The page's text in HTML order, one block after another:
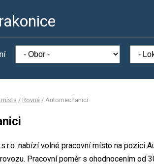
/ Rovná / Automechanici
s.r.o. nabízí volné pracovní místo na pozici
Pracovní poměr s ohodnocením od